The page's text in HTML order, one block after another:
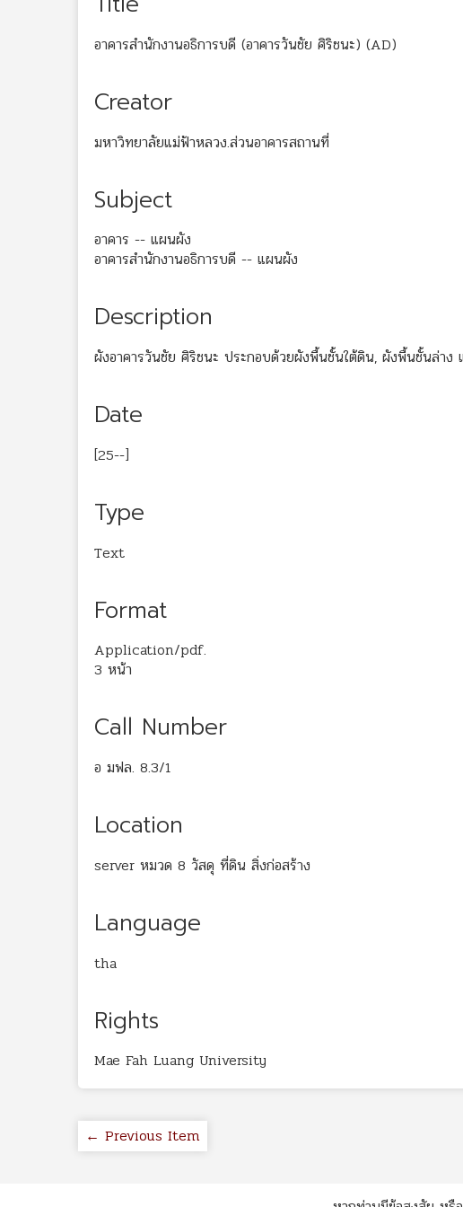
อาคารสำนักงานอธิการบดี (อาคารวันชัย ศิริชนะ) (AD)
Creator
มหาวิทยาลัยแม่ฟ้าหลวง.ส่วนอาคารสถานที่
Subject
อาคาร -- แผนผัง
อาคารสำนักงานอธิการบดี -- แผนผัง
Description
ผังอาคารวันชัย ศิริชนะ ประกอบด้วยผังพื้นชั้นใต้ดิน, ผังพื้นชั้นล่าง
Date
[25--]
Type
Text
Format
Application/pdf.
3 หน้า
Call Number
อ มฟล. 8.3/1
Location
server หมวด 8 วัสดุ ที่ดิน สิ่งก่อสร้าง
Language
tha
Rights
Mae Fah Luang University
← Previous Item